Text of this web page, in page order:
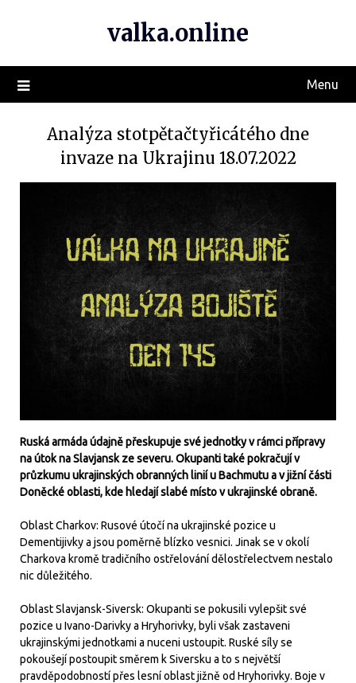
valka.online
Menu
Analýza stotpětačtyřicátého dne
invaze na Ukrajinu 18.07.2022
Ruská armáda údajně přeskupuje své jednotky v rámci přípravy
na útok na Slavjansk ze severu. Okupanti také pokračují v
průzkumu ukrajinských obranných linií u Bachmutu a v jižní části
Doněcké oblasti, kde hledají slabé místo v ukrajinské obraně.
Oblast Charkov: Rusové útočí na ukrajinské pozice u
Dementijivky a jsou poměrně blízko vesnici. Jinak se v okolí
Charkova kromě tradičního ostřelování dělostřelectvem nestalo
nic důležitého.
Oblast Slavjansk-Siversk: Okupanti se pokusili vylepšit své
pozice u Ivano-Darivky a Hryhorivky, byli však zastaveni
ukrajinskými jednotkami a nuceni ustoupit. Ruské síly se
pokoušejí postoupit směrem k Siversku a to s největší
pravděpodobností přes lesní oblast jižně od Hryhorivky. Boje v